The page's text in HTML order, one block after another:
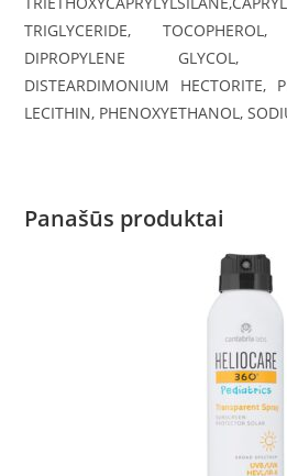
TRIGLYCERIDE,
DIPROPYLENE GLYCOL,
DISTEARDIMONIUM HECTORITE,
LECITHIN, PHENOXYETHANOL,
Panašūs produktai